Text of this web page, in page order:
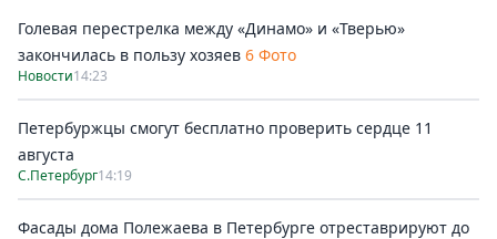
Голевая перестрелка между «Динамо» и «Тверью»
закончилась в пользу хозяев 6 Фото
Новости14:23
Петербуржцы смогут бесплатно проверить сердце 11
августа
С.Петербург14:19
Фасады дома Полежаева в Петербурге отреставрируют до